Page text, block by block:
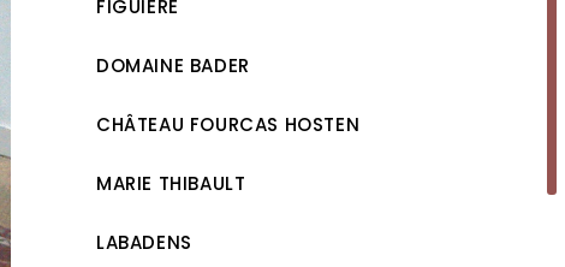
FIGUIÈRE
DOMAINE BADER
CHÂTEAU FOURCAS HOSTEN
MARIE THIBAULT
LABADENS